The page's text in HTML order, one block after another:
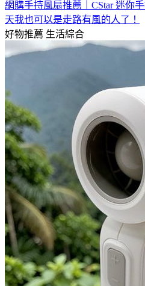
網購手持風扇推薦｜CStar 迷你
天我也可以是走路有風的人了！
好物推薦 生活綜合